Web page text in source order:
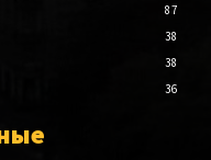
87
38
38
36